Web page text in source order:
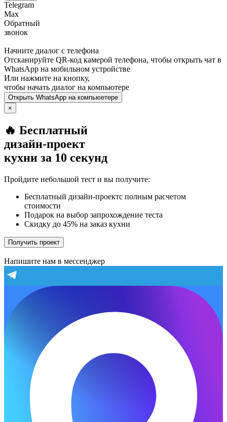
Telegram
Max
Обратный
звонок
Начните диалог с телефона
Отсканируйте QR-код камерой телефона, чтобы открыть чат в
WhatsApp на мобильном устройстве
Или нажмите на кнопку,
чтобы начать диалог на компьютере
Открыть WhatsApp на компьюетере
×
🔥 Бесплатный
дизайн-проект
кухни за 10 секунд
Пройдите небольшой тест и вы получите:
Бесплатный дизайн-проектс полным расчетом
стоимости
Подарок на выбор запрохождение теста
Скидку до 45% на заказ кухни
Получить проект
Напишите нам в мессенджер